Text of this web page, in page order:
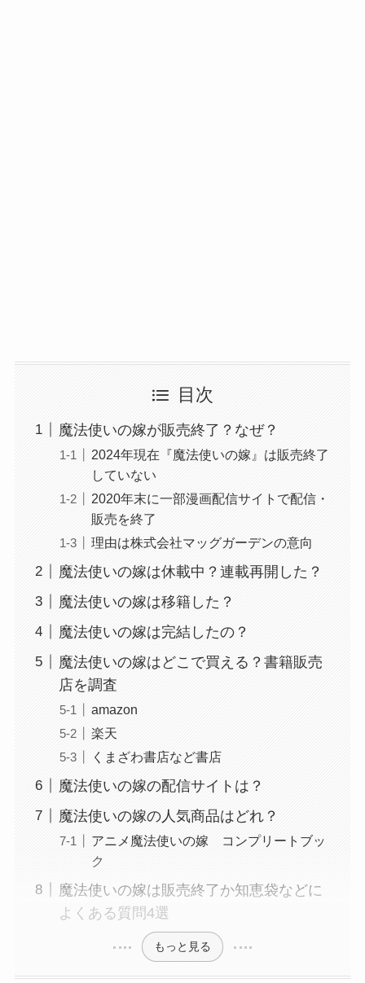
目次
魔法使いの嫁が販売終了？なぜ？
2024年現在『魔法使いの嫁』は販売終了
していない
2020年末に一部漫画配信サイトで配信・
販売を終了
理由は株式会社マッグガーデンの意向
魔法使いの嫁は休載中？連載再開した？
魔法使いの嫁は移籍した？
魔法使いの嫁は完結したの？
魔法使いの嫁はどこで買える？書籍販売
店を調査
amazon
楽天
くまざわ書店など書店
魔法使いの嫁の配信サイトは？
魔法使いの嫁の人気商品はどれ？
アニメ魔法使いの嫁 コンプリートブッ
ク
魔法使いの嫁は販売終了か知恵袋などに
よくある質問4選
もっと見る